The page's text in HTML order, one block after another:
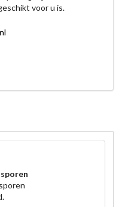
voor u is.